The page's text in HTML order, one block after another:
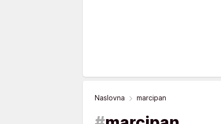
Naslovna marcipan